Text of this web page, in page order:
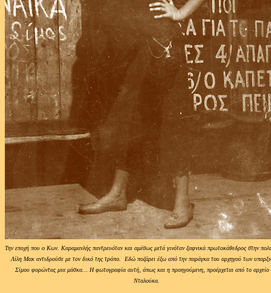
Την εποχή που ο Κων. Καραμανλής παντρευόταν και αμέσως μετά γινόταν ξαφνικά πρωτοκάθεδρος στην
Λίλη Μακ αντιδρούσε με τον δικό της τρόπο. Εδώ ποζάρει έξω από την παράγκα του αρχηγού των
Σίμου φορώντας μια μάσκα… Η φωτογραφία αυτή, όπως και η προηγούμενη, προέρχεται από το
Νταλούκα.